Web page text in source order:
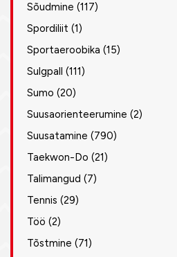
Sõudmine (117)
Spordiliit (1)
Sportaeroobika (15)
Sulgpall (111)
Sumo (20)
Suusaorienteerumine (2)
Suusatamine (790)
Taekwon-Do (21)
Talimangud (7)
Tennis (29)
Töö (2)
Tõstmine (71)